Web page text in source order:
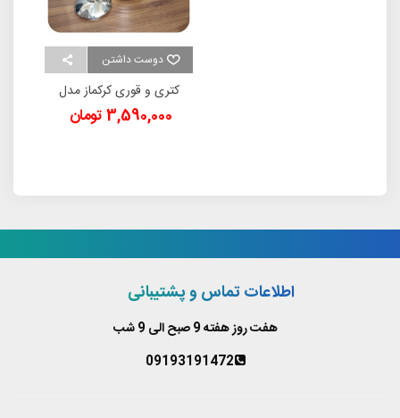
دوست داشتن
کتری و قوری کرکماز مدل
ASTRA A098
3,590,000 تومان
اطلاعات تماس و پشتیبانی
هفت روز هفته 9 صبح الی 9 شب
09193191472